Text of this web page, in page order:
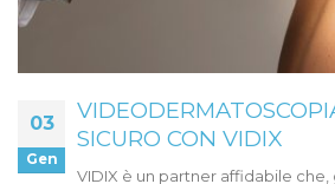
03
Gen
SICURO CON VIDIX
VIDIX è un partner affidabile che,